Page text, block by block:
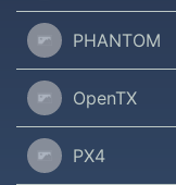
PHANTOM
OpenTX
PX4